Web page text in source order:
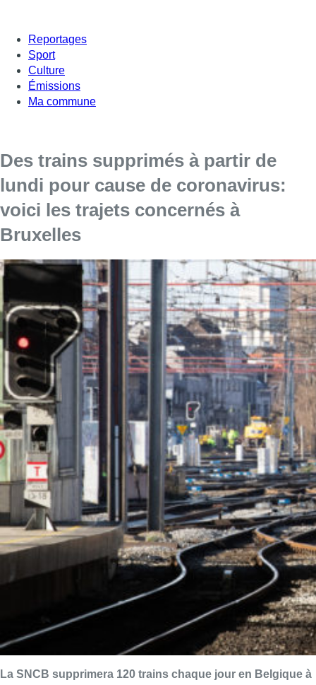
Reportages
Sport
Culture
Émissions
Ma commune
Des trains supprimés à partir de
lundi pour cause de coronavirus:
voici les trajets concernés à
Bruxelles
La SNCB supprimera 120 trains chaque jour en Belgique à